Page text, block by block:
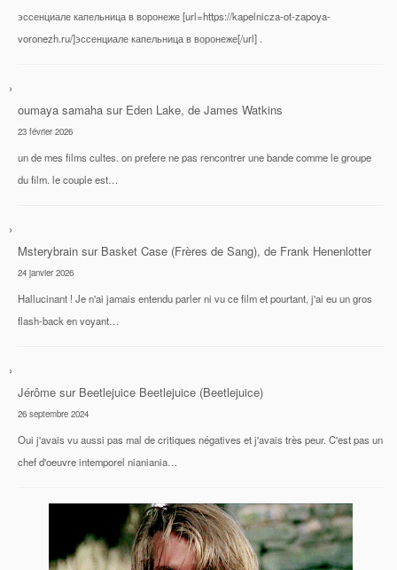
эссенциале капельница в воронеже [url=https://kapelnicza-ot-zapoya-
voronezh.ru/]эссенциале капельница в воронеже[/url] .
oumaya samaha sur Eden Lake, de James Watkins
23 février 2026
un de mes films cultes. on prefere ne pas rencontrer une bande comme le groupe
du film. le couple est…
Msterybrain sur Basket Case (Frères de Sang), de Frank Henenlotter
24 janvier 2026
Hallucinant ! Je n'ai jamais entendu parler ni vu ce film et pourtant, j'ai eu un gros
flash-back en voyant…
Jérôme sur Beetlejuice Beetlejuice (Beetlejuice)
26 septembre 2024
Oui j'avais vu aussi pas mal de critiques négatives et j'avais très peur. C'est pas un
chef d'oeuvre intemporel nianiania…